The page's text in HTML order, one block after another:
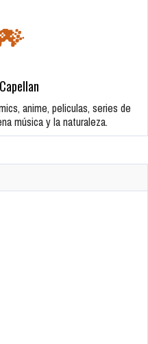
anime, peliculas, series de
música y la naturaleza.